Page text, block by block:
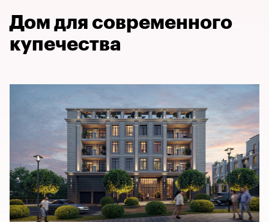
Дом для современного
купечества